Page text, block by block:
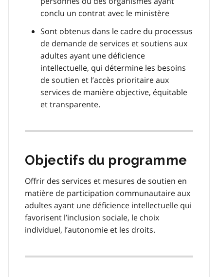
conclu un contrat avec le ministère
Sont obtenus dans le cadre du processus
de demande de services et soutiens aux
adultes ayant une déficience
intellectuelle, qui détermine les besoins
de soutien et l’accès prioritaire aux
services de manière objective, équitable
et transparente.
Objectifs du programme
Offrir des services et mesures de soutien en
matière de participation communautaire aux
adultes ayant une déficience intellectuelle qui
favorisent l’inclusion sociale, le choix
individuel, l’autonomie et les droits.